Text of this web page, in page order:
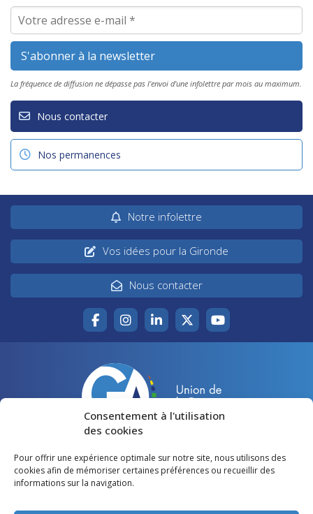
Consentement à l'utilisation
des cookies
Pour offrir une expérience optimale sur notre site, nous utilisons des
cookies afin de mémoriser certaines préférences ou recueillir des
informations sur la navigation.
La fréquence de diffusion ne dépasse pas l'envoi d'une infolettre par mois au maximum.
Nous contacter
Nos permanences
Notre infolettre
Vos idées pour la Gironde
Nous contacter
Accueil
Votre canton
Lire et voir
Agir pour la Gironde
Restons en contact